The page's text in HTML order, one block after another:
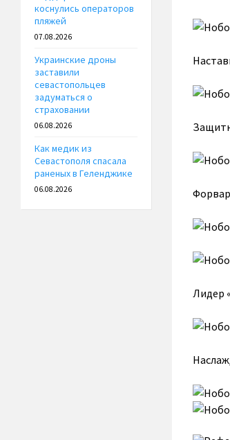
Лидер
коснулись операторов
пляжей
07.08.2026
Украинские дроны
заставили
севастопольцев
задуматься о
страховании
06.08.2026
Как медик из
Севастополя спасала
раненых в Геленджике
06.08.2026